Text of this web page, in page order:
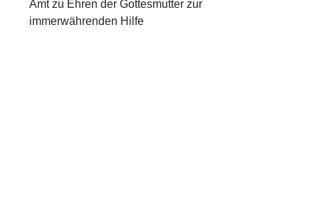
Amt zu Ehren der Gottesmutter zur
immerwährenden Hilfe